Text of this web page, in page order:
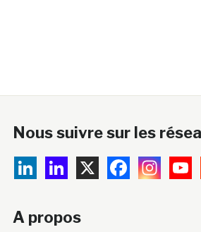
Nous suivre sur les
A propos